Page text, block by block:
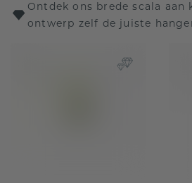
Ontdek ons brede scala
ontwerp zelf de juiste